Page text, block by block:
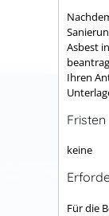
Asbest
Ihren
Fristen
keine
Für die